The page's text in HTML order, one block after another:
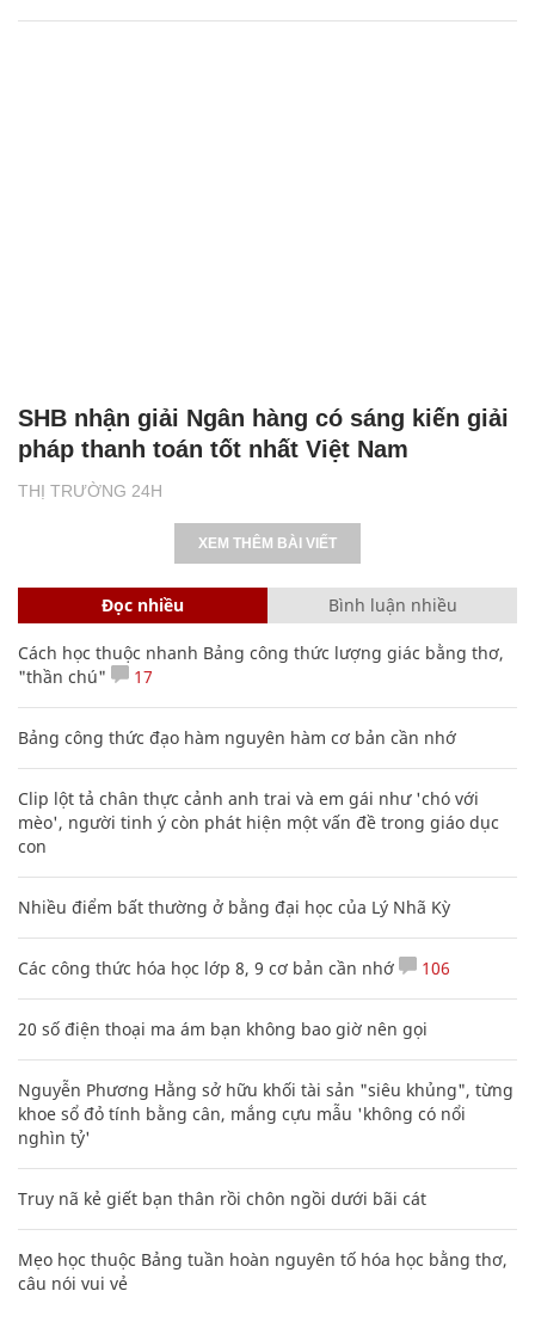
THỊ TRƯỜNG 24H
SHB nhận giải Ngân hàng có sáng kiến giải
pháp thanh toán tốt nhất Việt Nam
XEM THÊM BÀI VIẾT
Đọc nhiều Bình luận nhiều
Cách học thuộc nhanh Bảng công thức lượng giác bằng thơ,
"thần chú"
17
Bảng công thức đạo hàm nguyên hàm cơ bản cần nhớ
Clip lột tả chân thực cảnh anh trai và em gái như 'chó với
mèo', người tinh ý còn phát hiện một vấn đề trong giáo dục
con
Nhiều điểm bất thường ở bằng đại học của Lý Nhã Kỳ
Các công thức hóa học lớp 8, 9 cơ bản cần nhớ 106
20 số điện thoại ma ám bạn không bao giờ nên gọi
Nguyễn Phương Hằng sở hữu khối tài sản "siêu khủng", từng
khoe sổ đỏ tính bằng cân, mắng cựu mẫu 'không có nổi
nghìn tỷ'
Truy nã kẻ giết bạn thân rồi chôn ngồi dưới bãi cát
Mẹo học thuộc Bảng tuần hoàn nguyên tố hóa học bằng thơ,
câu nói vui vẻ